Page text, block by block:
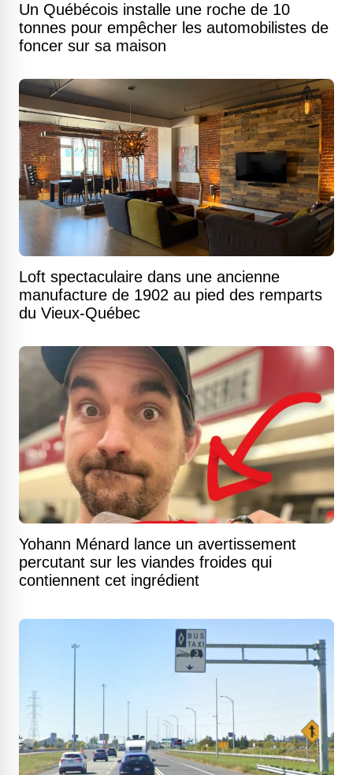
Un Québécois installe une roche de 10
tonnes pour empêcher les automobilistes de
foncer sur sa maison
Loft spectaculaire dans une ancienne
manufacture de 1902 au pied des remparts
du Vieux-Québec
Yohann Ménard lance un avertissement
percutant sur les viandes froides qui
contiennent cet ingrédient